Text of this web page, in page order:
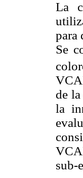
La
para
Se
de
la
sub-